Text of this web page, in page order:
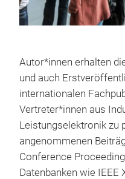
Autor*innen erhalten
und auch
internationalen
Vertreter*innen aus
Leistungselektronik zu
angenommenen
Conference
Datenbanken wie IEEE